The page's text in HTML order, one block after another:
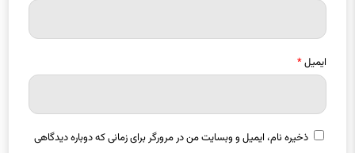
ایمیل*
ذخیره نام، ایمیل و وبسایت من در مرورگر برای زمانی که دوباره دیدگاهی